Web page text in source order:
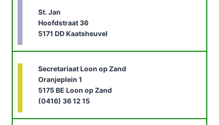
St. Jan
Hoofdstraat 36
5171 DD Kaatsheuvel
Secretariaat Loon op Zand
Oranjeplein 1
5175 BE Loon op Zand
(0416) 36 12 15